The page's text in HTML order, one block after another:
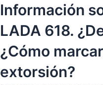
Información
LADA 618.
¿Cómo
extorsión?